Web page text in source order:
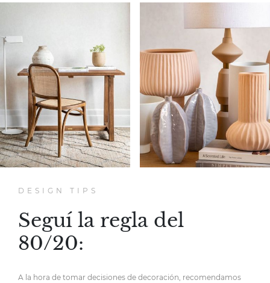
DESIGN TIPS
Seguí la regla del
80/20:
A la hora de tomar decisiones de decoración, recomendamos